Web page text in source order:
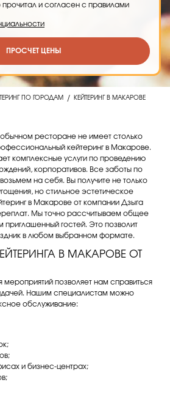
прочитал и согласен с правилами
ПРОСЧЕТ ЦЕНЫ
ПО ГОРОДАМ / КЕЙТЕРИНГ В МАКАРОВЕ
ресторане не имеет столько
кейтеринг в Макарове.
комплексные услуги по проведению
корпоративов. Все заботы по
на себя. Вы получите не только
но стильное эстетическое
в Макарове от компании Дзыга
Мы точно рассчитываем общее
приглашенный гостей. Это позволит
в любом выбранном формате.
В МАКАРОВЕ ОТ
мероприятий позволяет нам справиться
Нашим специалистам можно
обслуживание:
и бизнес-центрах;